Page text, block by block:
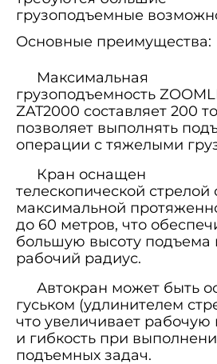
грузоподъемные
Основные преимущества:
Максимальная
грузоподъемность
ZAT2000 составляет 200
позволяет выполнять
операции с тяжелыми
Кран оснащен
телескопической стрелой
максимальной
до 60 метров, что
большую высоту подъема
рабочий радиус.
Автокран может быть
гуськом (удлинителем
что увеличивает рабочую
и гибкость при
подъемных задач.